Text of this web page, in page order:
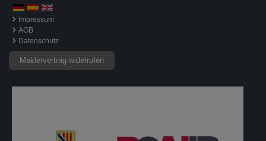
Impressum
AGB
Datenschutz
Maklervertrag widerrufen